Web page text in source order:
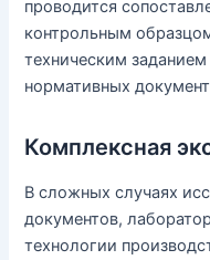
проводится
контрольным
техническим
нормативных
Комплексная
В сложных случаях
документов,
технологии